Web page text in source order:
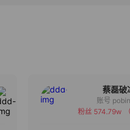
蔡磊破
备
账号
粉丝 574.79w